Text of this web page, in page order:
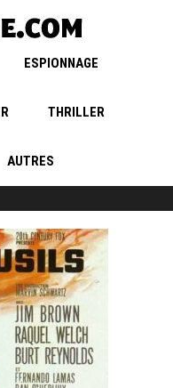
ESPIONNAGE
THRILLER
AUTRES